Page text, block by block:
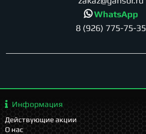
WhatsApp
8 (926) 775-75-35
Информация
Действующие акции
О нас